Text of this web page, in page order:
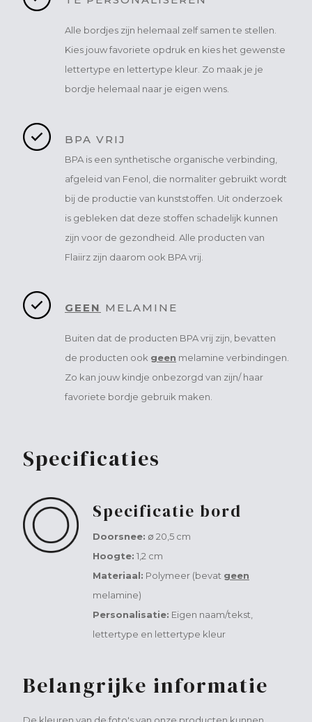
Alle bordjes zijn helemaal zelf samen te stellen.
Kies jouw favoriete opdruk en kies het gewenste
lettertype en lettertype kleur. Zo maak je je
bordje helemaal naar je eigen wens.
BPA VRIJ
BPA is een synthetische organische verbinding,
afgeleid van Fenol, die normaliter gebruikt wordt
bij de productie van kunststoffen. Uit onderzoek
is gebleken dat deze stoffen schadelijk kunnen
zijn voor de gezondheid. Alle producten van
Flaiirz zijn daarom ook BPA vrij.
GEEN MELAMINE
Buiten dat de producten BPA vrij zijn, bevatten
de producten ook geen melamine verbindingen.
Zo kan jouw kindje onbezorgd van zijn/ haar
favoriete bordje gebruik maken.
Specificaties
Specificatie bord
Doorsnee: ∅ 20,5 cm
Hoogte: 1,2 cm
Materiaal: Polymeer (bevat geen
melamine)
Personalisatie: Eigen naam/tekst,
lettertype en lettertype kleur
Belangrijke informatie
De kleuren van de foto's van onze producten kunnen